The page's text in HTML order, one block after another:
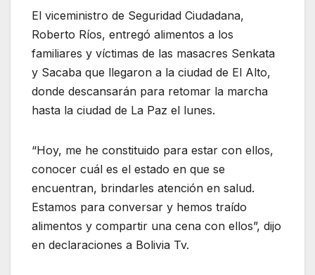
El viceministro de Seguridad Ciudadana,
Roberto Ríos, entregó alimentos a los
familiares y víctimas de las masacres Senkata
y Sacaba que llegaron a la ciudad de El Alto,
donde descansarán para retomar la marcha
hasta la ciudad de La Paz el lunes.
“Hoy, me he constituido para estar con ellos,
conocer cuál es el estado en que se
encuentran, brindarles atención en salud.
Estamos para conversar y hemos traído
alimentos y compartir una cena con ellos”, dijo
en declaraciones a Bolivia Tv.